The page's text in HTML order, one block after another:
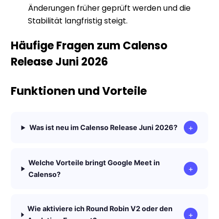
Änderungen früher geprüft werden und die
Stabilität langfristig steigt.
Häufige Fragen zum Calenso
Release Juni 2026
Funktionen und Vorteile
Was ist neu im Calenso Release Juni 2026? +
Welche Vorteile bringt Google Meet in
Calenso?
+
Wie aktiviere ich Round Robin V2 oder den
+